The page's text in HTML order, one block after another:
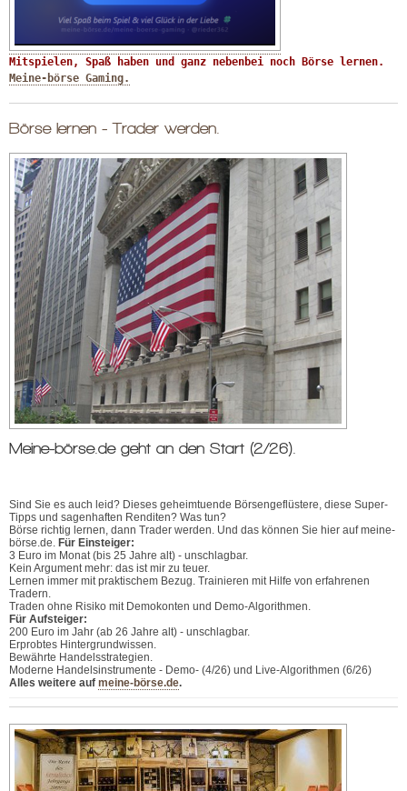
Meine-börse Gaming.
Börse lernen - Trader werden.
Meine-börse.de geht an den Start (2/26).
Sind Sie es auch leid? Dieses geheimtuende Börsengeflüstere, diese Super-
Tipps und sagenhaften Renditen? Was tun?
Börse richtig lernen, dann Trader werden. Und das können Sie hier auf meine-
börse.de. Für Einsteiger:
3 Euro im Monat (bis 25 Jahre alt) - unschlagbar.
Kein Argument mehr: das ist mir zu teuer.
Lernen immer mit praktischem Bezug. Trainieren mit Hilfe von erfahrenen
Tradern.
Traden ohne Risiko mit Demokonten und Demo-Algorithmen.
Für Aufsteiger:
200 Euro im Jahr (ab 26 Jahre alt) - unschlagbar.
Erprobtes Hintergrundwissen.
Bewährte Handelsstrategien.
Moderne Handelsinstrumente - Demo- (4/26) und Live-Algorithmen (6/26)
Alles weitere auf meine-börse.de.